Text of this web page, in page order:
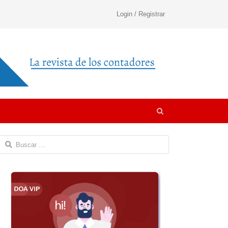
Login / Registrar
Buscar: